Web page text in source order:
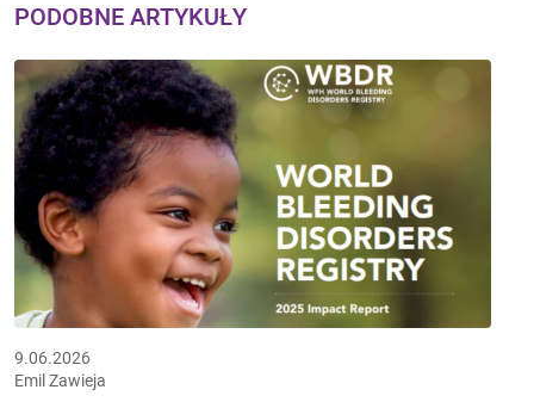
PODOBNE ARTYKUŁY
9.06.2026
Emil Zawieja